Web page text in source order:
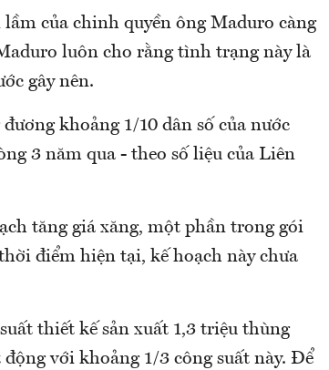
của chinh quyền ông Maduro càng
luôn cho rằng tình trạng này là
gây nên.
khoảng 1/10 dân số của nước
3 năm qua - theo số liệu của Liên
tăng giá xăng, một phần trong gói
điểm hiện tại, kế hoạch này chưa
thiết kế sản xuất 1,3 triệu thùng
với khoảng 1/3 công suất này. Để